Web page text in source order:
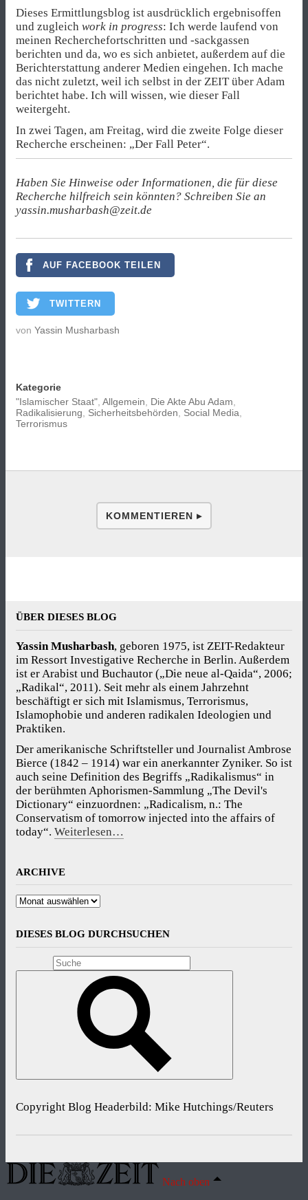
Dieses Ermittlungsblog ist ausdrücklich ergebnisoffen
und zugleich work in progress: Ich werde laufend von
meinen Recherchefortschritten und -sackgassen
berichten und da, wo es sich anbietet, außerdem auf die
Berichterstattung anderer Medien eingehen. Ich mache
das nicht zuletzt, weil ich selbst in der ZEIT über Adam
berichtet habe. Ich will wissen, wie dieser Fall
weitergeht.
In zwei Tagen, am Freitag, wird die zweite Folge dieser
Recherche erscheinen: „Der Fall Peter“.
Haben Sie Hinweise oder Informationen, die für diese
Recherche hilfreich sein könnten? Schreiben Sie an
yassin.musharbash@zeit.de
AUF FACEBOOK TEILEN
TWITTERN
von Yassin Musharbash
Kategorie
"Islamischer Staat", Allgemein, Die Akte Abu Adam,
Radikalisierung, Sicherheitsbehörden, Social Media,
Terrorismus
KOMMENTIEREN ▸
ÜBER DIESES BLOG
Yassin Musharbash, geboren 1975, ist ZEIT-Redakteur
im Ressort Investigative Recherche in Berlin. Außerdem
ist er Arabist und Buchautor („Die neue al-Qaida“, 2006;
„Radikal“, 2011). Seit mehr als einem Jahrzehnt
beschäftigt er sich mit Islamismus, Terrorismus,
Islamophobie und anderen radikalen Ideologien und
Praktiken.
Der amerikanische Schriftsteller und Journalist Ambrose
Bierce (1842 – 1914) war ein anerkannter Zyniker. So ist
auch seine Definition des Begriffs „Radikalismus“ in
der berühmten Aphorismen-Sammlung „The Devil's
Dictionary“ einzuordnen: „Radicalism, n.: The
Conservatism of tomorrow injected into the affairs of
today“. Weiterlesen…
ARCHIVE
Archive
DIESES BLOG DURCHSUCHEN
Copyright Blog Headerbild: Mike Hutchings/Reuters
Nach oben